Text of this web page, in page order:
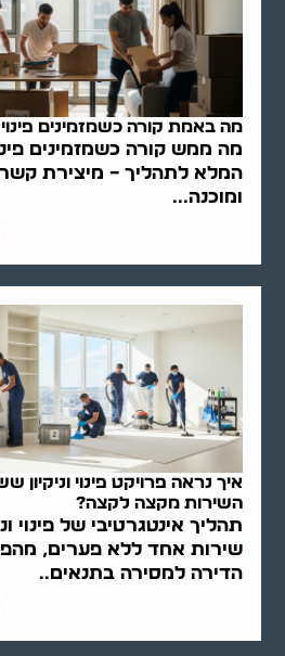
מה באמת קורה כשמזמינים
מה ממש קורה כשמזמינים
המלא לתהליך – מיצירת קשר
ומוכנה...
איך נראה פרויקט פינוי
השירות מקצה לקצה?
תהליך אינטגרטיבי של פינוי
שירות אחד ללא פערים,
הדירה למסירה בתנאים..